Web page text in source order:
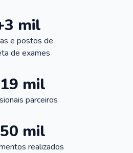
mil
e postos de
de exames
mil
parceiros
mil
realizados